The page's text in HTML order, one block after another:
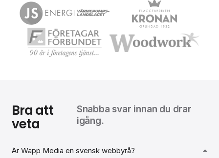
Bra att
veta
Snabba svar innan du drar
igång.
Är Wapp Media en svensk webbyrå?